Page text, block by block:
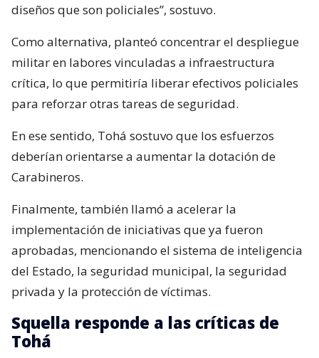
diseños que son policiales”, sostuvo.
Como alternativa, planteó concentrar el despliegue
militar en labores vinculadas a infraestructura
crítica, lo que permitiría liberar efectivos policiales
para reforzar otras tareas de seguridad.
En ese sentido, Tohá sostuvo que los esfuerzos
deberían orientarse a aumentar la dotación de
Carabineros.
Finalmente, también llamó a acelerar la
implementación de iniciativas que ya fueron
aprobadas, mencionando el sistema de inteligencia
del Estado, la seguridad municipal, la seguridad
privada y la protección de víctimas.
Squella responde a las críticas de
Tohá